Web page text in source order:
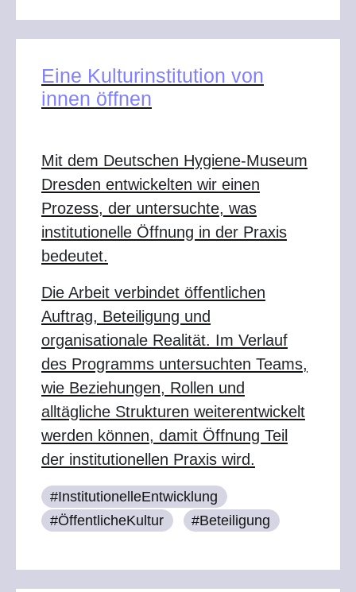
Eine Kulturinstitution von
innen öffnen
Mit dem Deutschen Hygiene-Museum
Dresden entwickelten wir einen
Prozess, der untersuchte, was
institutionelle Öffnung in der Praxis
bedeutet.
Die Arbeit verbindet öffentlichen
Auftrag, Beteiligung und
organisationale Realität. Im Verlauf
des Programms untersuchten Teams,
wie Beziehungen, Rollen und
alltägliche Strukturen weiterentwickelt
werden können, damit Öffnung Teil
der institutionellen Praxis wird.
#InstitutionelleEntwicklung
#ÖffentlicheKultur
#Beteiligung